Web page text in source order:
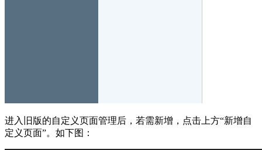
进入旧版的自定义页面管理后，若需新增，点击上方“新增自
定义页面”。如下图：